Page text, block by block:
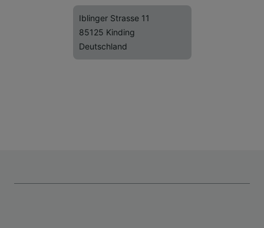
Iblinger Strasse 11
85125 Kinding
Deutschland